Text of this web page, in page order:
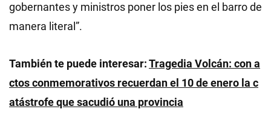
gobernantes y ministros poner los pies en el barro de
manera literal”.
También te puede interesar:Tragedia Volcán: con a
ctos conmemorativos recuerdan el 10 de enero la c
atástrofe que sacudió una provincia